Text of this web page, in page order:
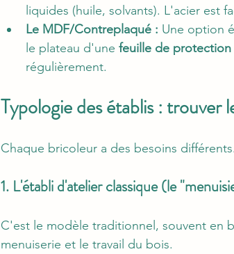
liquides (huile, solvants). L'acier est
Le MDF/Contreplaqué : Une option
le plateau d'une feuille de protection
régulièrement.
Typologie des établis : trouver
Chaque bricoleur a des besoins
1. L'établi d'atelier classique (le
C'est le modèle traditionnel, souvent en
menuiserie et le travail du bois.